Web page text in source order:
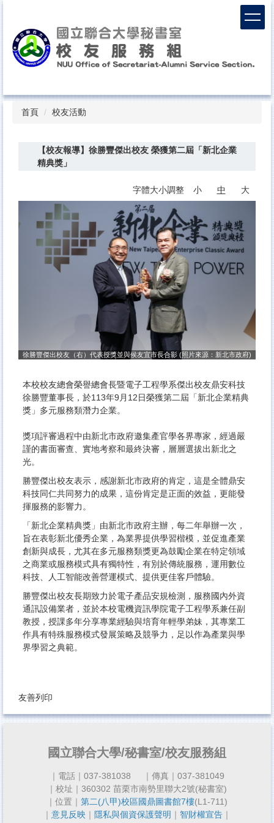
要
首頁 校友活動
【校友報導】徐勝豐傑出校友 榮獲第二屆「新北企業
精典獎」
字體大小調整 小 中 大
徐勝豐傑出校友（右）代表授獎並與侯友宜市長合影 (照片來源：新北市政府)
本校校友總會榮譽總會長暨電子工程學系傑出校友鼎安科技
徐勝豐董事長，於113年9月12日榮獲第二屆「新北企業精典
獎」多元服務類潛力企業。
獎項評審過程中由新北市政府邀集產官學各界專家，經過嚴
謹的書面審查、實地考察和最終決審，層層選拔出新北之
光。
勝豐傑出校友表示，感謝新北市政府的肯定，這是全體鼎安
科技同仁共同努力的成果，這份肯定是正面的效益，更能發
揮服務的影響力。
「新北企業精典獎」由新北市政府主辦，每二年舉辦一次，
旨在表彰新北優秀企業，為業界提供學習楷模，並促進產業
創新與成長，尤其在多元服務類獎更為鼓勵企業在特定領域
之商業或服務模式具有獨特性，有別於傳統服務，運用數位
科技、人工智能改善營運模式、提供更佳客戶體驗。
勝豐傑出校友長期致力於電子產品安規檢測，服務國內外資
通訊設備業者，並於本校電機資訊學院電子工程學系兼任副
教授，授課多年分享專業經驗與培育年輕學弟妹，其專業工
作具有特殊服務模式發展策略及競爭力，足以作為產業與學
界學習之典範。
友善列印
國立聯合大學/秘書室/校友服務組
｜電話｜037-381038
｜傳真｜037-381049
｜校址｜360302 苗栗市南勢里聯大2號(秘書室)
｜位置｜ 第二(八甲)校區國鼎圖書館7樓(L1-711)
｜ 意見反映 ｜ 隱私與個資保護聲明 ｜ 智財權宣告 ｜